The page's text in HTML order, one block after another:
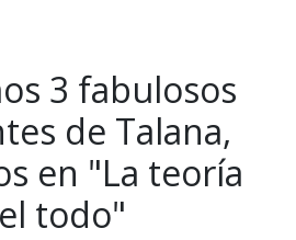
3 fabulosos
de Talana,
en "La teoría
todo"